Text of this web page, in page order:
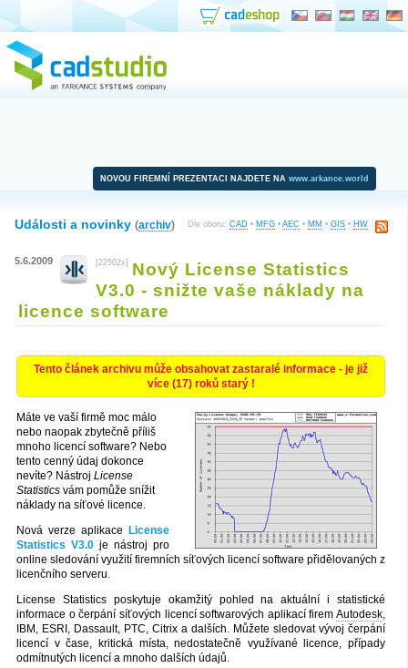
NOVOU FIREMNÍ PREZENTACI NAJDETE NA www.arkance.world
Dle oboru: CAD • MFG • AEC • MM • GIS • HW
Události a novinky (archiv)
5.6.2009 [22502x]
Nový License Statistics
V3.0 - snižte vaše náklady na
licence software
Tento článek archivu může obsahovat zastaralé informace - je již
více (17) roků starý !
Máte ve vaší firmě moc málo
nebo naopak zbytečně příliš
mnoho licencí software? Nebo
tento cenný údaj dokonce
nevíte? Nástroj License
Statistics vám pomůže snížit
náklady na síťové licence.
Nová verze aplikace
License
Statistics V3.0 je nástroj pro
online sledování využití firemních síťových licencí software přidělovaných z
licenčního serveru.
License Statistics poskytuje okamžitý pohled na aktuální i statistické
informace o čerpání síťových licencí softwarových aplikací firem Autodesk,
IBM, ESRI, Dassault, PTC, Citrix a dalších. Můžete sledovat vývoj čerpání
licencí v čase, kritická místa, nedostatečně využívané licence, případy
odmítnutých licencí a mnoho dalších údajů.